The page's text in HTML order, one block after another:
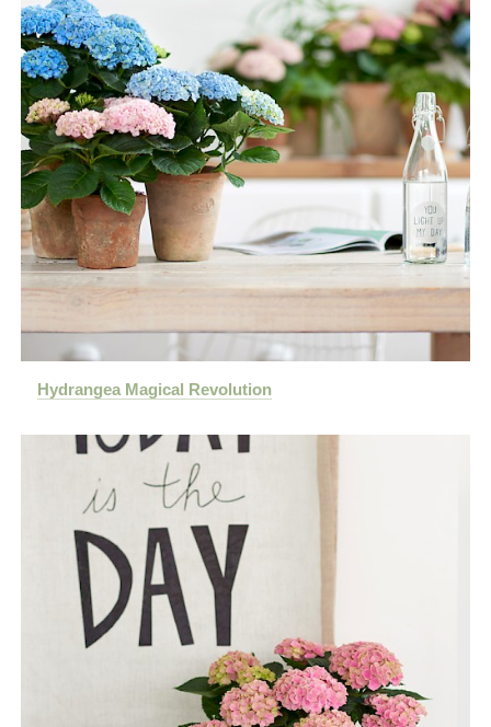
Hydrangea Magical Revolution